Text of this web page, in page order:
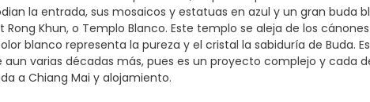
la entrada, sus mosaicos y estatuas en azul y un gran buda
Khun, o Templo Blanco. Este templo se aleja de los
blanco representa la pureza y el cristal la sabiduría de Buda.
varias décadas más, pues es un proyecto complejo y cada
a Chiang Mai y alojamiento.